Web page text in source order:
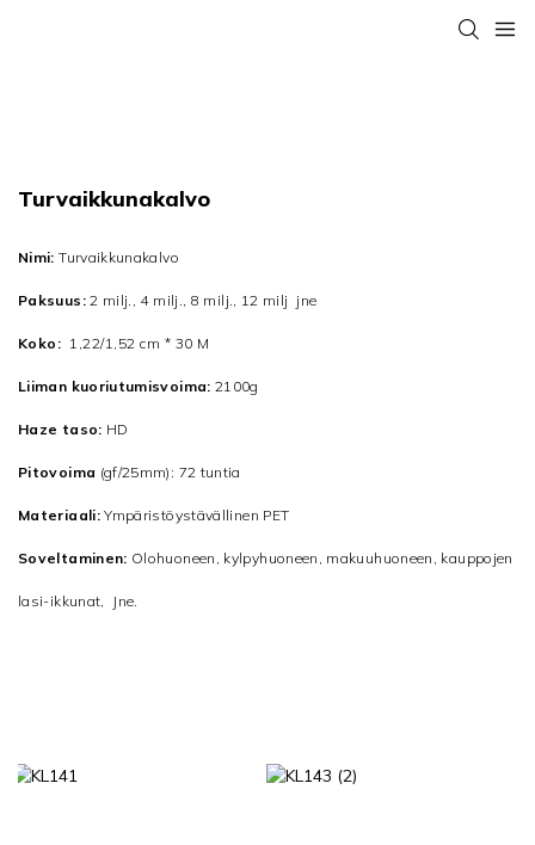
Turvaikkunakalvo
Nimi:Turvaikkunakalvo
Paksuus:2 milj., 4 milj., 8 milj., 12 milj jne
Koko: 1,22/1,52 cm * 30 M
Liiman kuoriutumisvoima: 2100g
Haze taso: HD
Pitovoima (gf/25mm): 72 tuntia
Materiaali:Ympäristöystävällinen PET
Soveltaminen: Olohuoneen, kylpyhuoneen, makuuhuoneen, kauppojen
lasi-ikkunat, Jne.